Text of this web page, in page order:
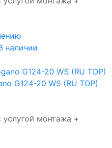
наличии
G124-20 WS (RU TOP)
услугой монтажа +